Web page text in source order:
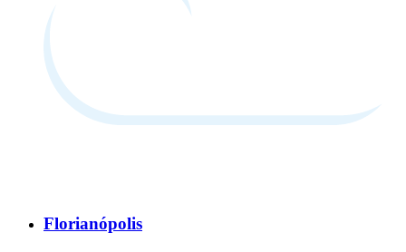
Florianópolis